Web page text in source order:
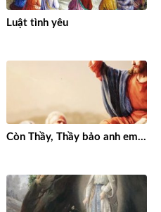
Luật tình yêu
Còn Thầy, Thầy bảo anh em…